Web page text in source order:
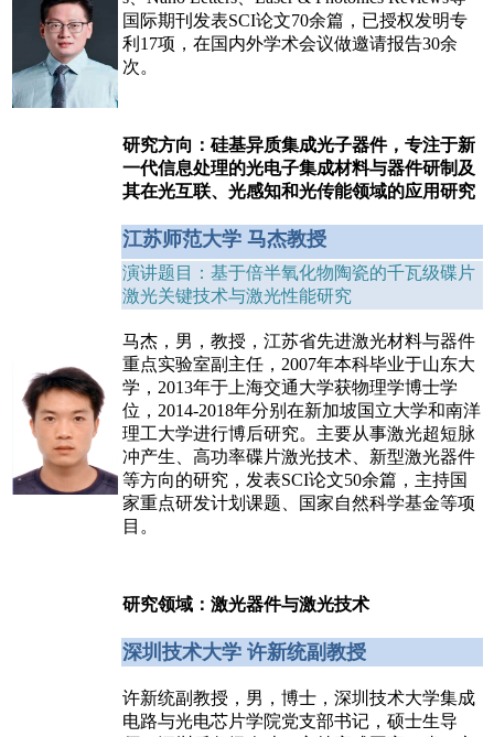
国际期刊发表SCI论文70余篇，已授权发明专
利17项，在国内外学术会议做邀请报告30余
次。
研究方向：硅基异质集成光子器件，专注于新
一代信息处理的光电子集成材料与器件研制及
其在光互联、光感知和光传能领域的应用研究
江苏师范大学 马杰教授
演讲题目：基于倍半氧化物陶瓷的千瓦级碟片
激光关键技术与激光性能研究
马杰，男，教授，江苏省先进激光材料与器件
重点实验室副主任，2007年本科毕业于山东大
学，2013年于上海交通大学获物理学博士学
位，2014-2018年分别在新加坡国立大学和南洋
理工大学进行博后研究。主要从事激光超短脉
冲产生、高功率碟片激光技术、新型激光器件
等方向的研究，发表SCI论文50余篇，主持国
家重点研发计划课题、国家自然科学基金等项
目。
研究领域：激光器件与激光技术
深圳技术大学 许新统副教授
许新统副教授，男，博士，深圳技术大学集成
电路与光电芯片学院党支部书记，硕士生导